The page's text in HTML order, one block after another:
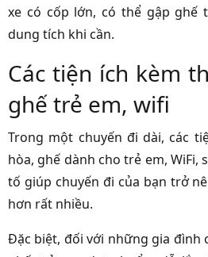
xe có cốp lớn, có thể gập ghế
dung tích khi cần.
Các tiện ích kèm
ghế trẻ em, wifi
Trong một chuyến đi dài, các
hòa, ghế dành cho trẻ em, WiFi,
tố giúp chuyến đi của bạn trở
hơn rất nhiều.
Đặc biệt, đối với những gia đình